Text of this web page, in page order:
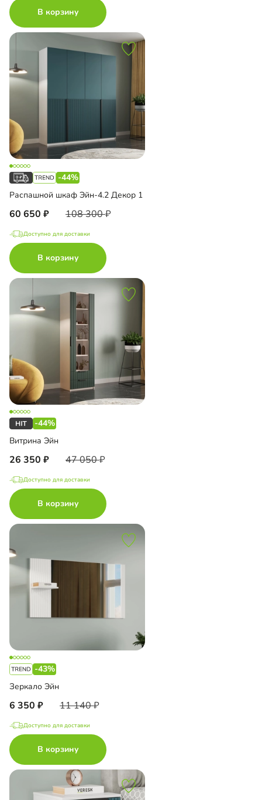
В корзину
-44%
Распашной шкаф Эйн-4.2 Декор 1
60 650 108 300
Доступно для доставки
В корзину
-44%
Витрина Эйн
26 350 47 050
Доступно для доставки
В корзину
-43%
Зеркало Эйн
6 350 11 140
Доступно для доставки
В корзину